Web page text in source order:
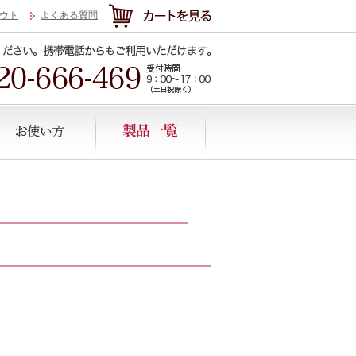
よくある質問
ト